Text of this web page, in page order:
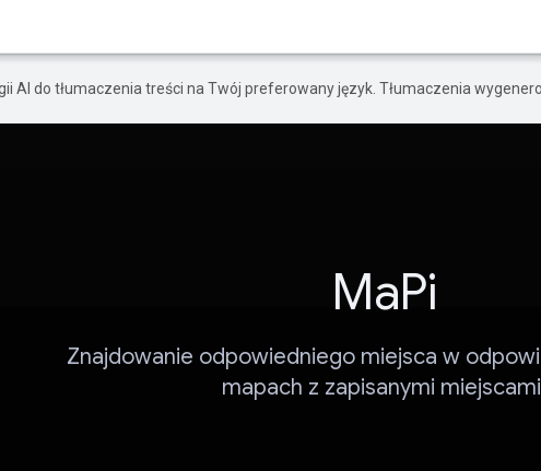
AI do tłumaczenia treści na Twój preferowany język. Tłumaczenia
MaPi
Znajdowanie odpowiedniego miejsca w
mapach z zapisanymi